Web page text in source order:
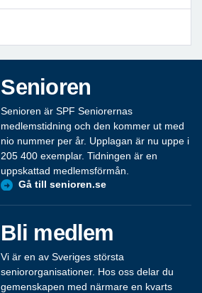
Senioren
Senioren är SPF Seniorernas
medlemstidning och den kommer ut med
nio nummer per år. Upplagan är nu uppe i
205 400 exemplar. Tidningen är en
uppskattad medlemsförmån.
Gå till senioren.se
Bli medlem
Vi är en av Sveriges största
seniororganisationer. Hos oss delar du
gemenskapen med närmare en kvarts